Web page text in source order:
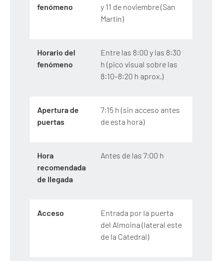
fenómeno
y 11 de noviembre (San
Martín)
Horario del
fenómeno
Entre las 8:00 y las 8:30
h (pico visual sobre las
8:10–8:20 h aprox.)
Apertura de
puertas
7:15 h (sin acceso antes
de esta hora)
Hora
recomendada
de llegada
Antes de las 7:00 h
Acceso
Entrada por la puerta
del Almoina (lateral este
de la Catedral)